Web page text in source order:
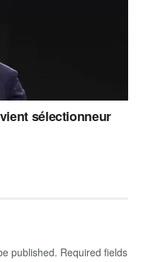
sélectionneur
published. Required fields